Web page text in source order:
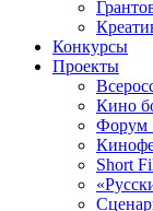
Конкурсы
Проекты
Кино
Форум
Short